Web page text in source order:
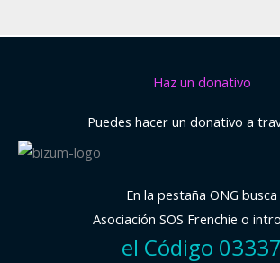
Haz un donativo
Puedes hacer un donativo a
En la pestaña ONG busca
Asociación SOS Frenchie o
el Código 03337